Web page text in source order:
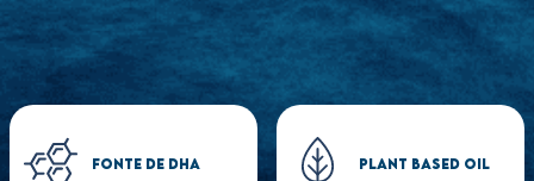
1 MÊS 2 MESES 3 MESES
Receba todos os meses
Frete grátis acima de R$150
pontos no Puravida Club**
*O valor exibido refere-se à primeira recorrência. As próximas
FONTE DE DHA PLANT BASED OIL